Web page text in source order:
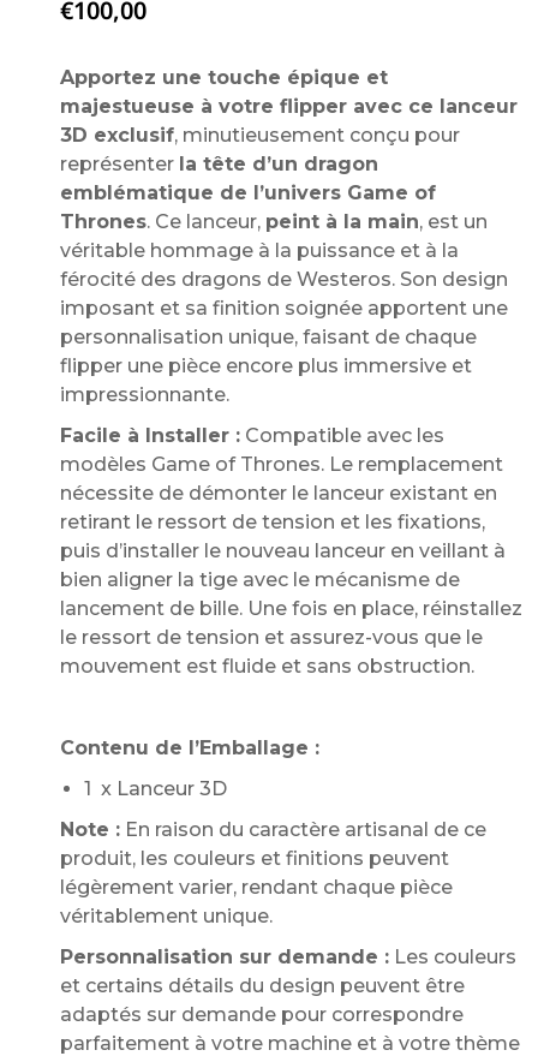
€100,00
Apportez une touche épique et
majestueuse à votre flipper avec ce lanceur
3D exclusif, minutieusement conçu pour
représenter la tête d’un dragon
emblématique de l’univers Game of
Thrones. Ce lanceur, peint à la main, est un
véritable hommage à la puissance et à la
férocité des dragons de Westeros. Son design
imposant et sa finition soignée apportent une
personnalisation unique, faisant de chaque
flipper une pièce encore plus immersive et
impressionnante.
Facile à Installer : Compatible avec les
modèles Game of Thrones. Le remplacement
nécessite de démonter le lanceur existant en
retirant le ressort de tension et les fixations,
puis d’installer le nouveau lanceur en veillant à
bien aligner la tige avec le mécanisme de
lancement de bille. Une fois en place, réinstallez
le ressort de tension et assurez-vous que le
mouvement est fluide et sans obstruction.
Contenu de l’Emballage :
1 x Lanceur 3D
Note : En raison du caractère artisanal de ce
produit, les couleurs et finitions peuvent
légèrement varier, rendant chaque pièce
véritablement unique.
Personnalisation sur demande : Les couleurs
et certains détails du design peuvent être
adaptés sur demande pour correspondre
parfaitement à votre machine et à votre thème